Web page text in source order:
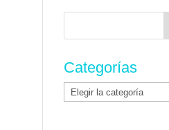
Buscar:
Categorías
Categorías